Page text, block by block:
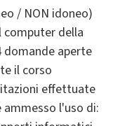
/ NON idoneo)
computer della
domande aperte
il corso
effettuate
l'uso di: